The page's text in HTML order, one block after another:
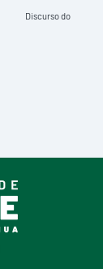
Discurso do